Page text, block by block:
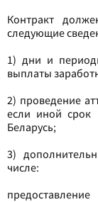
Контракт
следующие
1) дни и
выплаты
2) проведение
если иной срок
Беларусь;
3)
числе: